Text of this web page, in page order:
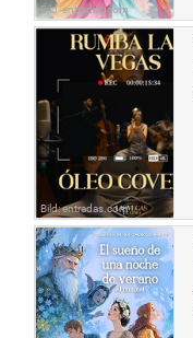
Bild: entradas.com
Bild: entradas.com